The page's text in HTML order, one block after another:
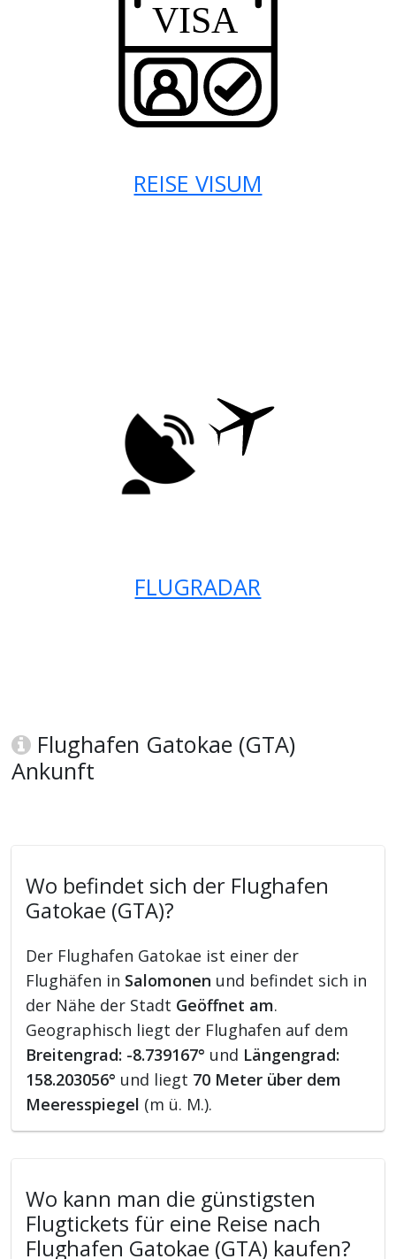
REISE VISUM
FLUGRADAR
Flughafen Gatokae (GTA)
Ankunft
Wo befindet sich der Flughafen
Gatokae (GTA)?
Der Flughafen Gatokae ist einer der
Flughäfen in Salomonen und befindet sich in
der Nähe der Stadt Geöffnet am.
Geographisch liegt der Flughafen auf dem
Breitengrad: -8.739167° und Längengrad:
158.203056° und liegt 70 Meter über dem
Meeresspiegel (m ü. M.).
Wo kann man die günstigsten
Flugtickets für eine Reise nach
Flughafen Gatokae (GTA) kaufen?